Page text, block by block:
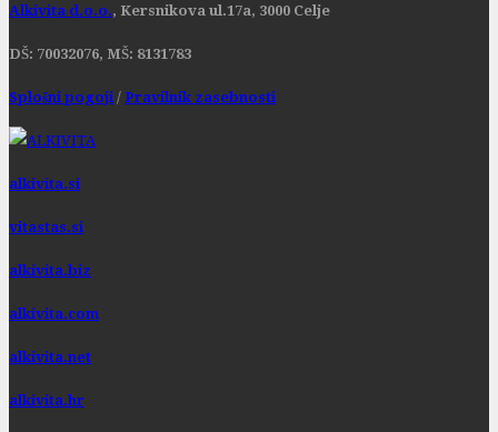
Alkivita d.o.o., Kersnikova ul.17a, 3000 Celje
DŠ: 70032076, MŠ: 8131783
Splošni pogoji / Pravilnik zasebnosti
alkivita.si
vitastas.si
alkivita.biz
alkivita.com
alkivita.net
alkivita.hr